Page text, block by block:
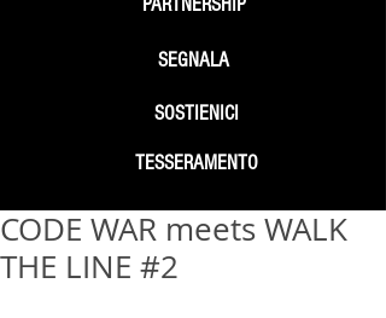
SEGNALA
SOSTIENICI
TESSERAMENTO
CODE WAR meets WALK
THE LINE #2